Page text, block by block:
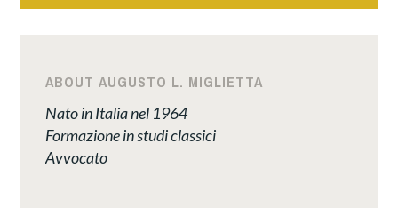
ABOUT AUGUSTO L. MIGLIETTA
Nato in Italia nel 1964
Formazione in studi classici
Avvocato